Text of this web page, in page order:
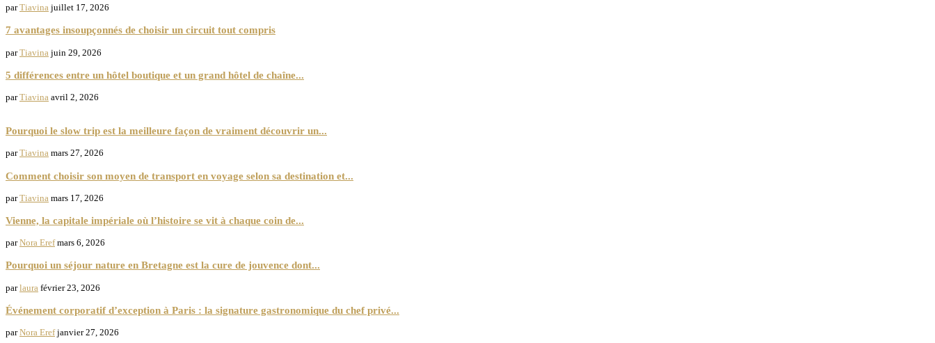
parTiavina juillet 17, 2026
7 avantages insoupçonnés de choisir un circuit tout compris
parTiavina juin 29, 2026
5 différences entre un hôtel boutique et un grand hôtel de chaîne...
parTiavina avril 2, 2026
Pourquoi le slow trip est la meilleure façon de vraiment découvrir un...
parTiavina mars 27, 2026
Comment choisir son moyen de transport en voyage selon sa destination et...
parTiavina mars 17, 2026
Vienne, la capitale impériale où l’histoire se vit à chaque coin de...
parNora Eref mars 6, 2026
Pourquoi un séjour nature en Bretagne est la cure de jouvence dont...
parlaura février 23, 2026
Événement corporatif d’exception à Paris : la signature gastronomique du chef privé...
parNora Eref janvier 27, 2026